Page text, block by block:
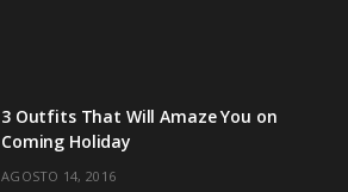
3 Outfits That Will Amaze You on
Coming Holiday
AGOSTO 14, 2016